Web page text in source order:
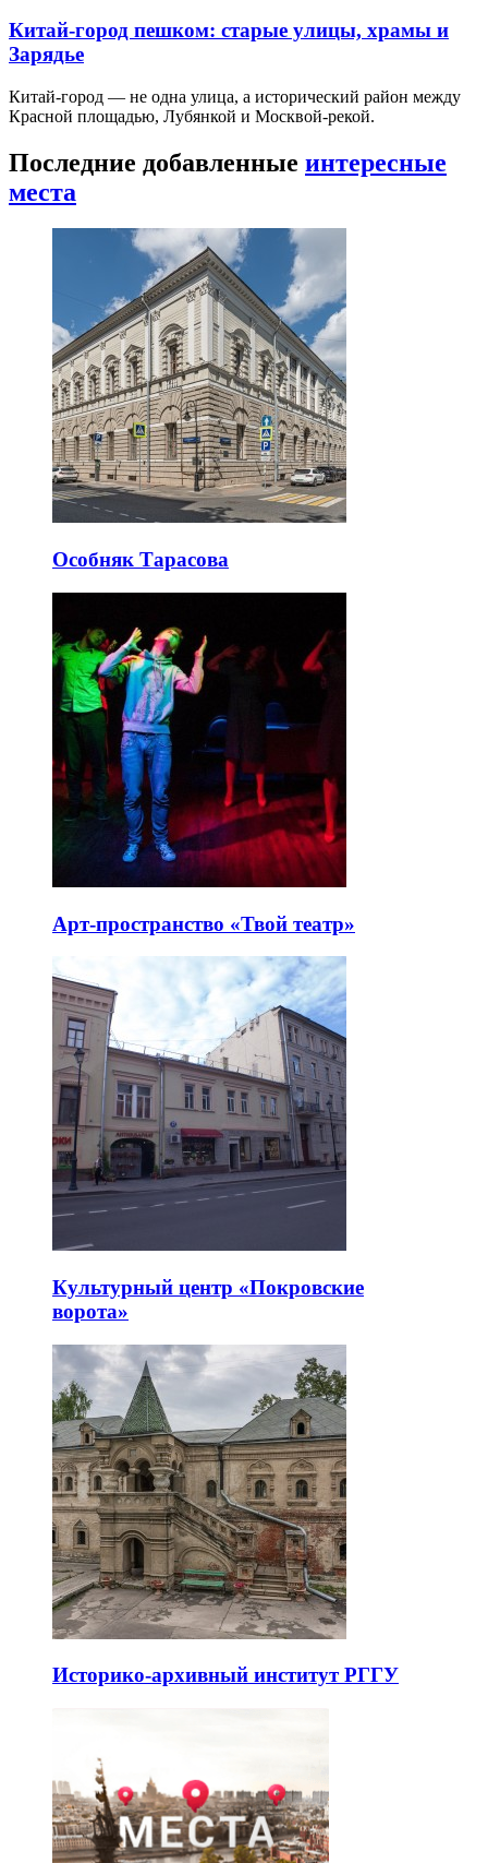
Китай-город пешком: старые улицы, храмы и
Зарядье
Китай-город — не одна улица, а исторический район между
Красной площадью, Лубянкой и Москвой-рекой.
Последние добавленные интересные
места
Особняк Тарасова
Арт-пространство «Твой театр»
Культурный центр «Покровские
ворота»
Историко-архивный институт РГГУ